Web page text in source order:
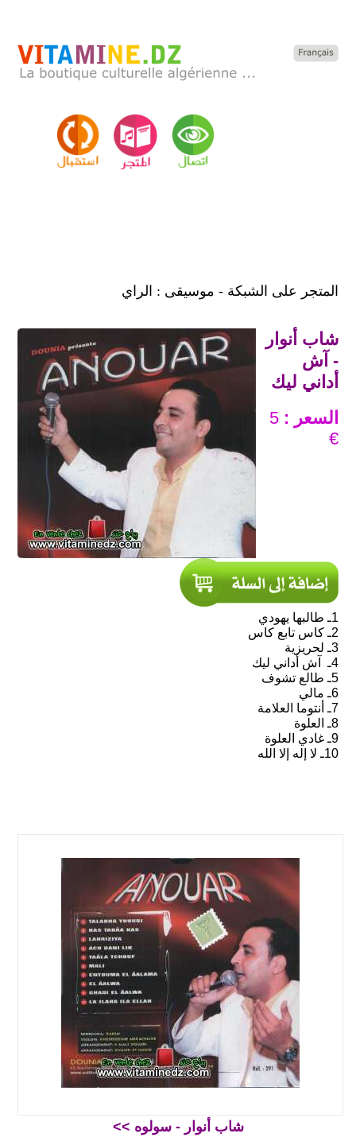
المتجر على الشبكة - موسيقى : الراي
شاب أنوار
- آش
أداني ليك
السعر : 5
€
1ـ طالبها يهودي
2ـ كاس تابع كاس
3ـ لحريزية
4ـ آش أداني ليك
5ـ طالع تشوف
6ـ مالي
7ـ أنتوما العلامة
8ـ العلوة
9ـ غادي العلوة
10ـ لا إله إلا الله
<< شاب أنوار - سولوه